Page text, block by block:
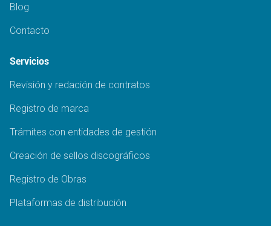
Blog
Contacto
Servicios
Revisión y redación de contratos
Registro de marca
Trámites con entidades de gestión
Creación de sellos discográficos
Registro de Obras
Plataformas de distribución